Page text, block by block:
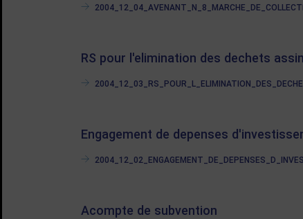
RS pour l'elimination des dechets
Engagement de depenses
Acompte de subvention